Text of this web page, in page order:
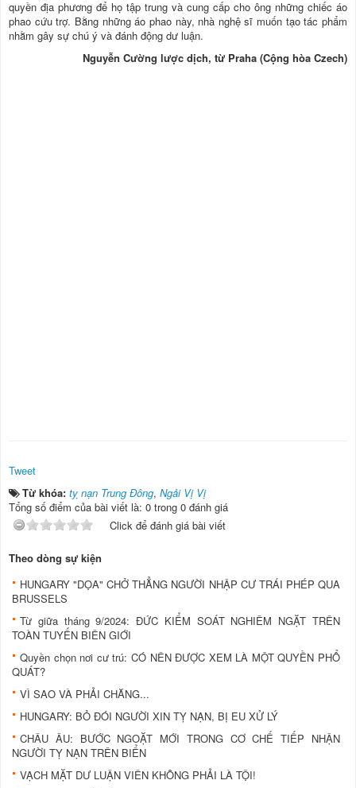
quyền địa phương để họ tập trung và cung cấp cho ông những chiếc áo
phao cứu trợ. Bằng những áo phao này, nhà nghệ sĩ muốn tạo tác phẩm
nhằm gây sự chú ý và đánh động dư luận.
Nguyễn Cường lược dịch, từ Praha (Cộng hòa Czech)
Tweet
Từ khóa: tỵ nạn Trung Đông, Ngải Vị Vị
Tổng số điểm của bài viết là: 0 trong 0 đánh giá
Click để đánh giá bài viết
Theo dòng sự kiện
HUNGARY "DỌA" CHỞ THẲNG NGƯỜI NHẬP CƯ TRÁI PHÉP QUA
BRUSSELS
Từ giữa tháng 9/2024: ĐỨC KIỂM SOÁT NGHIÊM NGẶT TRÊN
TOÀN TUYẾN BIÊN GIỚI
Quyền chọn nơi cư trú: CÓ NÊN ĐƯỢC XEM LÀ MỘT QUYỀN PHỔ
QUÁT?
VÌ SAO VÀ PHẢI CHĂNG...
HUNGARY: BỎ ĐÓI NGƯỜI XIN TỴ NẠN, BỊ EU XỬ LÝ
CHÂU ÂU: BƯỚC NGOẶT MỚI TRONG CƠ CHẾ TIẾP NHẬN
NGƯỜI TỴ NẠN TRÊN BIỂN
VẠCH MẶT DƯ LUẬN VIÊN KHÔNG PHẢI LÀ TỘI!